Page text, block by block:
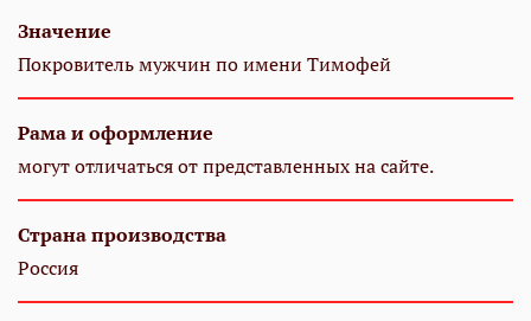
Значение
Покровитель мужчин по имени Тимофей
Рама и оформление
могут отличаться от представленных на сайте.
Страна производства
Россия